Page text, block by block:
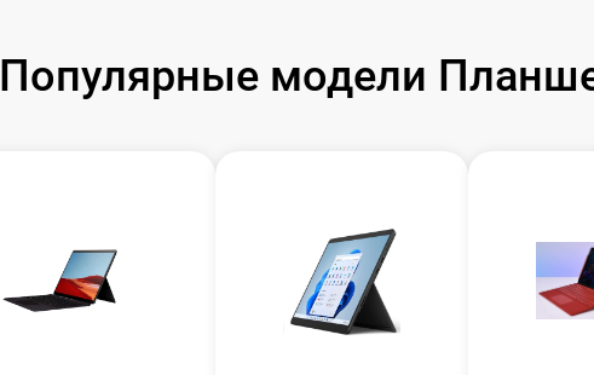
Популярные модели